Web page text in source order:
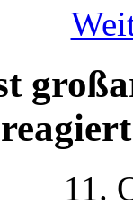
11.